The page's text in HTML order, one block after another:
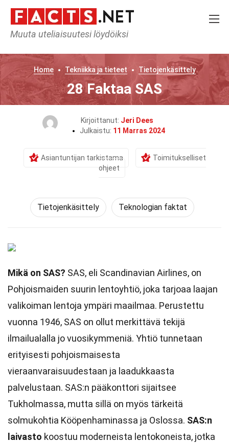
Muuta uteliaisuutesi löydöiksi
Home Tekniikka ja tieteet Tietojenkäsittely
28 Faktaa SAS
Kirjoittanut: Jeri Dees
Julkaistu: 11 Marras 2024
Asiantuntijan tarkistama
Toimitukselliset
ohjeet
Tietojenkäsittely Teknologian faktat
Mikä on SAS? SAS, eli Scandinavian Airlines, on
Pohjoismaiden suurin lentoyhtiö, joka tarjoaa laajan
valikoiman lentoja ympäri maailmaa. Perustettu
vuonna 1946, SAS on ollut merkittävä tekijä
ilmailualalla jo vuosikymmeniä. Yhtiö tunnetaan
erityisesti pohjoismaisesta
vieraanvaraisuudestaan ja laadukkaasta
palvelustaan. SAS:n pääkonttori sijaitsee
Tukholmassa, mutta sillä on myös tärkeitä
solmukohtia Kööpenhaminassa ja Oslossa. SAS:n
laivasto koostuu moderneista lentokoneista, jotka